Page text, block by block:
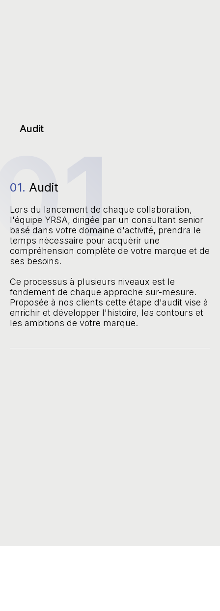
Audit
01. Audit
Lors du lancement de chaque collaboration,
l'équipe YRSA, dirigée par un consultant senior
basé dans votre domaine d'activité, prendra le
temps nécessaire pour acquérir une
compréhension complète de votre marque et de
ses besoins.
Ce processus à plusieurs niveaux est le
fondement de chaque approche sur-mesure.
Proposée à nos clients cette étape d'audit vise à
enrichir et développer l'histoire, les contours et
les ambitions de votre marque.